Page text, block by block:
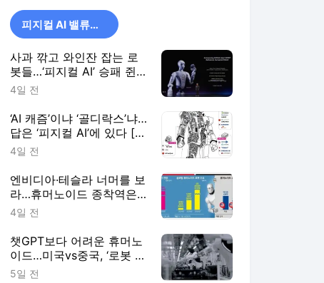
피지컬 AI 밸류체인
사과 깎고 와인잔 잡는 로
봇들…‘피지컬 AI’ 승패 쥔
관절과 근육 [피지컬 AI 핵
4일 전
‘AI 캐즘’이냐 ‘골디락스’냐…
답은 ‘피지컬 AI’에 있다 [피
지컬 AI 핵심 밸류체인]
4일 전
엔비디아·테슬라 너머를 보
라…휴머노이드 종착역은
'피지컬과 심장' [피지컬AI
4일 전
챗GPT보다 어려운 휴머노
이드…미국vs중국, ‘로봇 두
뇌’ 전쟁[피지컬 AI 핵심 밸
5일 전